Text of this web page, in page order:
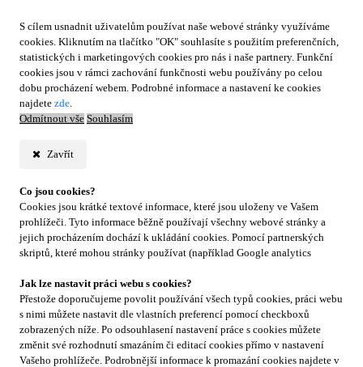
S cílem usnadnit uživatelům používat naše webové stránky využíváme
cookies. Kliknutím na tlačítko "OK" souhlasíte s použitím preferenčních,
statistických i marketingových cookies pro nás i naše partnery. Funkční
cookies jsou v rámci zachování funkčnosti webu používány po celou
dobu procházení webem. Podrobné informace a nastavení ke cookies
najdete zde.
Odmítnout vše Souhlasím
Zavřít
Co jsou cookies?
Cookies jsou krátké textové informace, které jsou uloženy ve Vašem
prohlížeči. Tyto informace běžně používají všechny webové stránky a
jejich procházením dochází k ukládání cookies. Pomocí partnerských
skriptů, které mohou stránky používat (například Google analytics
Jak lze nastavit práci webu s cookies?
Přestože doporučujeme povolit používání všech typů cookies, práci webu
s nimi můžete nastavit dle vlastních preferencí pomocí checkboxů
zobrazených níže. Po odsouhlasení nastavení práce s cookies můžete
změnit své rozhodnutí smazáním či editací cookies přímo v nastavení
Vašeho prohlížeče. Podrobnější informace k promazání cookies najdete v